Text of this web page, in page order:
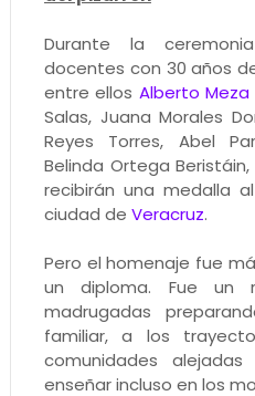
Durante la
docentes con 30 años
entre ellos Alberto Meza
Salas, Juana Morales
Reyes Torres, Abel
Belinda Ortega
recibirán una medalla
ciudad de Veracruz.
Pero el homenaje fue
un diploma. Fue un
madrugadas
familiar, a los
comunidades
enseñar incluso en los